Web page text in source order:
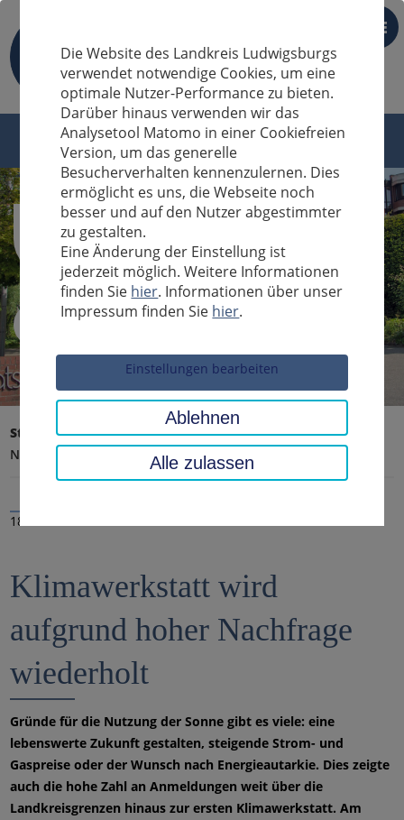
DE
Sucheingabe
Startseite Landratsamt, Landkreis
Aktuelles
Nachrichten
18.03.2022
Klimawerkstatt wird
aufgrund hoher Nachfrage
wiederholt
Gründe für die Nutzung der Sonne gibt es viele: eine
lebenswerte Zukunft gestalten, steigende Strom- und
Gaspreise oder der Wunsch nach Energieautarkie. Dies zeigte
auch die hohe Zahl an Anmeldungen weit über die
Landkreisgrenzen hinaus zur ersten Klimawerkstatt. Am
Die Website des Landkreis Ludwigsburgs
verwendet notwendige Cookies, um eine
optimale Nutzer-Performance zu bieten.
Darüber hinaus verwenden wir das
Analysetool Matomo in einer Cookiefreien
Version, um das generelle
Besucherverhalten kennenzulernen. Dies
ermöglicht es uns, die Webseite noch
besser und auf den Nutzer abgestimmter
zu gestalten.
Eine Änderung der Einstellung ist
jederzeit möglich. Weitere Informationen
finden Sie hier. Informationen über unser
Impressum finden Sie hier.
Einstellungen bearbeiten
Ablehnen
Alle zulassen